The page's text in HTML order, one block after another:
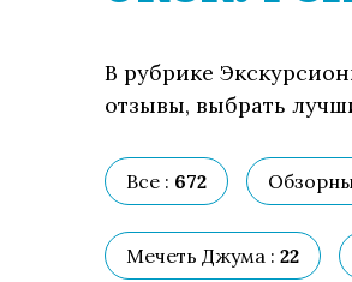
В рубрике
отзывы, выбрать
Все : 672
Мечеть Джума : 22